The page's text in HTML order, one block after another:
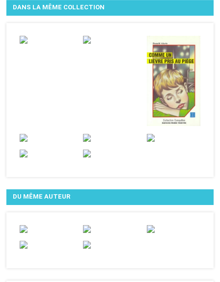
DANS LA MÊME COLLECTION
DU MÊME AUTEUR